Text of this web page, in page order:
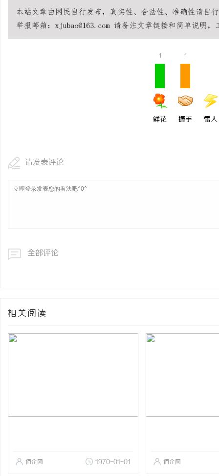
1
鲜花
1
握手 雷人
请发表评论
全部评论
相关阅读
佰企网 1970-01-01 佰企网
武汉配眼镜 上海配眼镜